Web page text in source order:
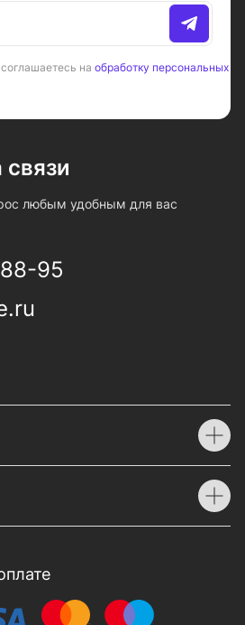
на обработку персональных
любым удобным для вас
95